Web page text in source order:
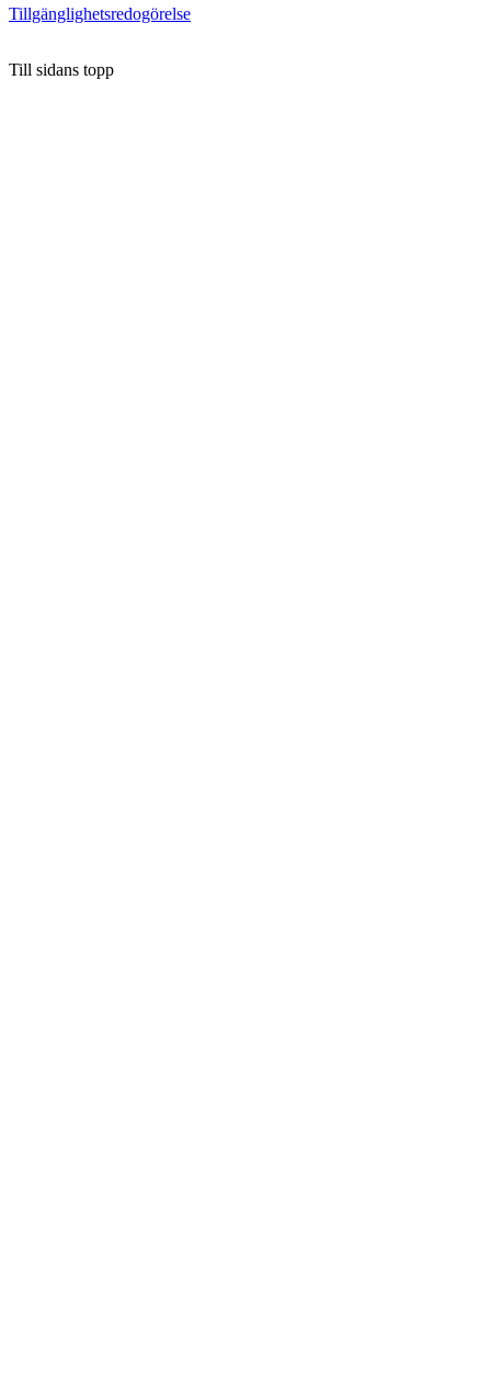
Tillgänglighetsredogörelse
Till sidans topp